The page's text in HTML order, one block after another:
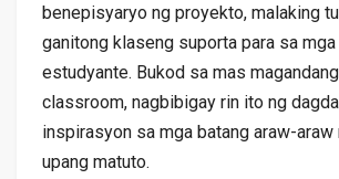
benepisyaryo ng proyekto, malaking
ganitong klaseng suporta para sa
estudyante. Bukod sa mas
classroom, nagbibigay rin ito ng
inspirasyon sa mga batang araw-araw
upang matuto.